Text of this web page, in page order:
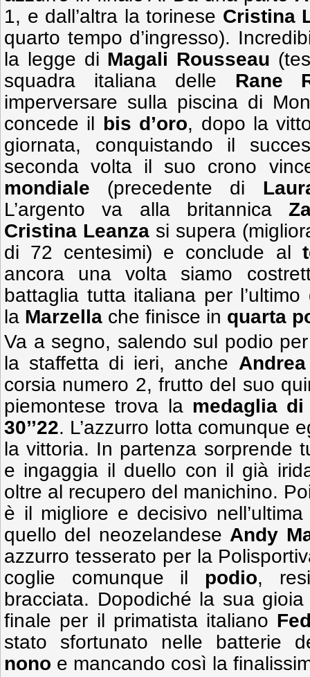
1, e dall’altra la torinese Cristina
quarto tempo d’ingresso).
la legge di Magali Rousseau
squadra italiana delle Rane
imperversare sulla piscina di
concede il bis d’oro, dopo la
giornata, conquistando il
seconda volta il suo crono
mondiale (precedente di
L’argento va alla britannica
Cristina Leanzasi supera
di 72 centesimi) e conclude al
ancora una volta siamo
battaglia tutta italiana per
la Marzella che finisce in quarta
Va a segno, salendo sul podio
la staffetta di ieri, anche
corsia numero 2, frutto del suo
piemontese trova la medaglia di
30’’22. L’azzurro lotta comunque
la vittoria. In partenza sorprende
e ingaggia il duello con il già
oltre al recupero del manichino.
è il migliore e decisivo
quello del neozelandese Andy
azzurro tesserato per la
coglie comunque il podio,
bracciata. Dopodiché la sua
finale per il primatista italiano
stato sfortunato nelle batterie
nono e mancando così la